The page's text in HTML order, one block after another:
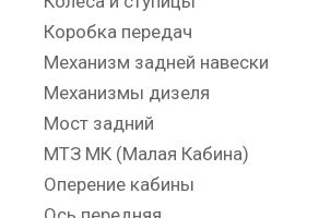
Коробка передач
Механизм задней навески
Механизмы дизеля
Мост задний
МТЗ МК (Малая Кабина)
Оперение кабины